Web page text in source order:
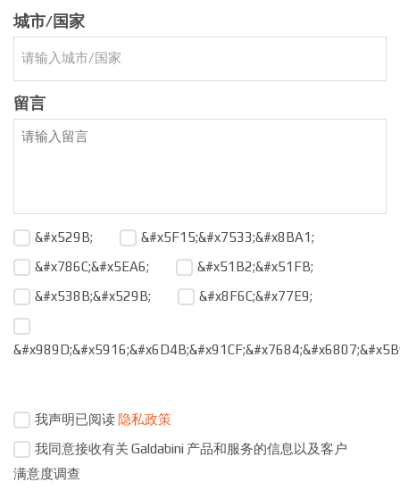
城市/国家
留言
&#x529B;
&#x5F15;&#x7533;&#x8BA1;
&#x786C;&#x5EA6;
&#x51B2;&#x51FB;
&#x538B;&#x529B;
&#x8F6C;&#x77E9;
我声明已阅读 隐私政策
我同意接收有关 Galdabini 产品和服务的信息以及客户
满意度调查